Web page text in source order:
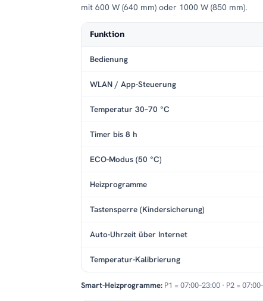
mit 600 W (640 mm) oder 1000 W (850 mm).
Funktion
Bedienung
WLAN / App-Steuerung
Temperatur 30–70 °C
Timer bis 8 h
ECO-Modus (50 °C)
Heizprogramme
Tastensperre (Kindersicherung)
Auto-Uhrzeit über Internet
Temperatur-Kalibrierung
Smart-Heizprogramme: P1 = 07:00–23:00 · P2 =